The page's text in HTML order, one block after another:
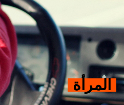
المرأة